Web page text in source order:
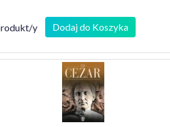
y Dodaj do Koszyka